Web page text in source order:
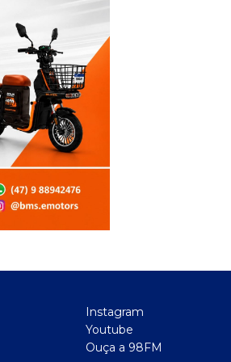
Instagram
Youtube
Ouça a 98FM